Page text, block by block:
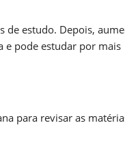
de estudo. Depois,
e pode estudar por mais
para revisar as